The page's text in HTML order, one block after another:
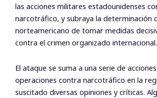
las acciones militares estadounidenses
narcotráfico, y subraya la determinación
norteamericano de tomar medidas
contra el crimen organizado internacional.
El ataque se suma a una serie de
operaciones contra narcotráfico en la
suscitado diversas opiniones y críticas.